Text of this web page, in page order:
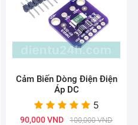
Cảm Biến Dòng Điện Điện
Áp DC
5
90,000 VND 100,000 VND